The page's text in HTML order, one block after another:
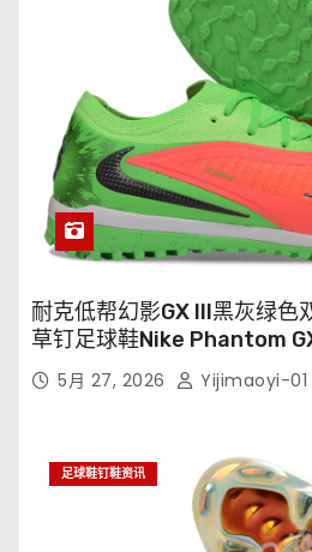
耐克低帮幻影GX III黑灰绿色
草钉足球鞋Nike Phantom
5月 27, 2026 Yijimaoyi-01
足球鞋钉鞋资讯